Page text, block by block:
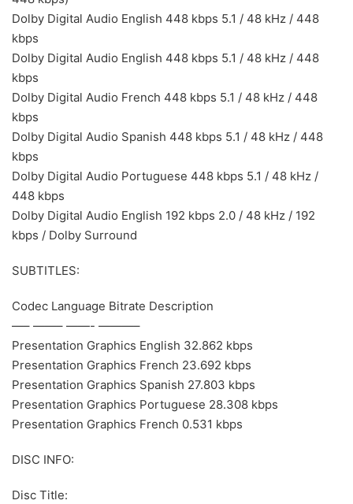
Dolby Digital Audio English 448 kbps 5.1 / 48 kHz / 448
kbps
Dolby Digital Audio English 448 kbps 5.1 / 48 kHz / 448
kbps
Dolby Digital Audio French 448 kbps 5.1 / 48 kHz / 448
kbps
Dolby Digital Audio Spanish 448 kbps 5.1 / 48 kHz / 448
kbps
Dolby Digital Audio Portuguese 448 kbps 5.1 / 48 kHz /
448 kbps
Dolby Digital Audio English 192 kbps 2.0 / 48 kHz / 192
kbps / Dolby Surround
SUBTITLES:
Codec Language Bitrate Description
—– ——– ——- ———–
Presentation Graphics English 32.862 kbps
Presentation Graphics French 23.692 kbps
Presentation Graphics Spanish 27.803 kbps
Presentation Graphics Portuguese 28.308 kbps
Presentation Graphics French 0.531 kbps
DISC INFO:
Disc Title: